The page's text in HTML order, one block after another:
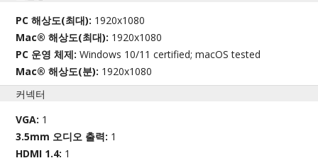
PC 해상도(최대): 1920x1080
Mac® 해상도(최대): 1920x1080
PC 운영 체제:Windows 10/11 certified; macOS tested
Mac® 해상도(분): 1920x1080
커넥터
VGA: 1
3.5mm 오디오 출력: 1
HDMI 1.4: 1